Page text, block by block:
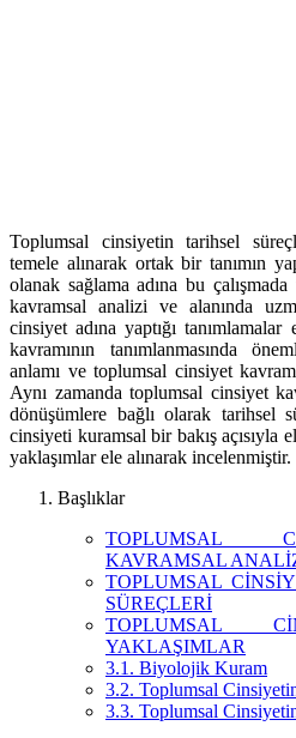
Toplumsal cinsiyetin tarihsel
temele alınarak ortak bir tanımın
olanak sağlama adına bu
kavramsal analizi ve alanında
cinsiyet adına yaptığı
kavramının tanımlanmasında
anlamı ve toplumsal cinsiyet
Aynı zamanda toplumsal cinsiyet
dönüşümlere bağlı olarak tarihsel
cinsiyeti kuramsal bir bakış açısıyla
yaklaşımlar ele alınarak incelenmiştir.
Başlıklar
TOPLUMSAL
KAVRAMSAL
TOPLUMSAL
SÜREÇLERİ
TOPLUMSAL
YAKLAŞIMLAR
3.1. Biyolojik Kuram
3.2. Toplumsal
3.3. Toplumsal